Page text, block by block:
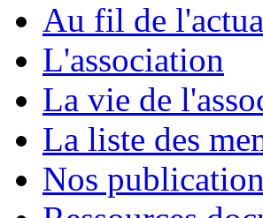
Au fil de
L'association
La vie de
La liste des
Nos